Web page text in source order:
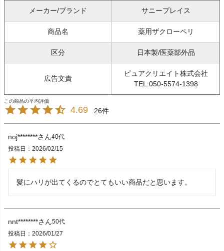
メーカー/ブランド サニープレイス
商品名 薬用ザクローペリ
区分 日本製/医薬部外品
広告文責
ピュアクリエイト株式会社
TEL:050-5574-1398
4.69 26
noj********
40代
投稿日
2026/02/15
髪にハリが出てくるのでとてもいい商品だと思います。
nnt********
50代
投稿日
2026/01/27